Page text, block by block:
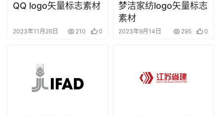
QQ logo矢量标志素材
2023年11月26日 210 0
梦洁家纺logo矢量标志
素材
2023年9月14日 295 0